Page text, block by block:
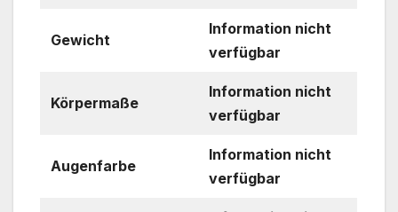
Gewicht
Information nicht
verfügbar
Körpermaße
Information nicht
verfügbar
Augenfarbe
Information nicht
verfügbar